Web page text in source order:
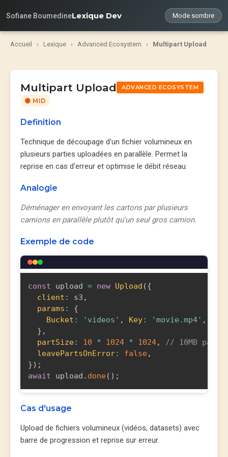
Sofiane BoumedineLexique Dev Mode sombre
Accueil › Lexique › Advanced Ecosystem › Multipart Upload
Multipart Upload ADVANCED ECOSYSTEM
🟡 MID
Definition
Technique de découpage d'un fichier volumineux en
plusieurs parties uploadées en parallèle. Permet la
reprise en cas d'erreur et optimise le débit réseau.
Analogie
Déménager en envoyant les cartons par plusieurs
camions en parallèle plutôt qu'un seul gros camion.
Exemple de code
const upload = new Upload ({
client : s3 ,
params :
{
Bucket : 'videos' , Key: 'movie.mp4' ,
} ,
partSize: 10 * 1024 * 1024,
// 10MB parts
leavePartsOnError: false,
}) ;
await upload . done( ) ;
Cas d'usage
Upload de fichiers volumineux (vidéos, datasets) avec
barre de progression et reprise sur erreur.